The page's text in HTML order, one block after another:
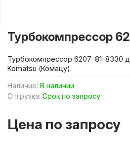
Наличие: В наличии
Отгрузка: Срок по запросу
Турбокомпрессор
Цена по запросу
Турбокомпрессор 6207-81-8330
Komatsu (Комацу).